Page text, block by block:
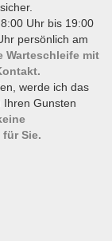
Uhr bis 19:00
persönlich am
Warteschleife mit
werde ich das
Ihren Gunsten
Sie.